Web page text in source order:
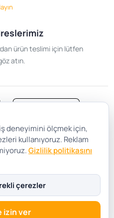
ürün teslimi için lütfen
atın.
Gizlilik ve Güvenlik
Çerez Tercihleri
deneyimini ölçmek için,
kullanıyoruz. Reklam
Gizlilik politikasını
çerezler
izin ver